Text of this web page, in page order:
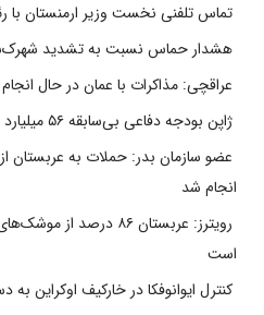
تماس تلفنی نخست وزیر ارمنستان با
هشدار حماس نسبت به تشدید
عراقچی: مذاکرات با عمان در حال
ژاپن بودجه دفاعی بی‌سابقه ۵۶ میلیارد دلاری را در نظر دارد
عضو سازمان بدر: حملات به عربستان از
انجام شد
رویترز: عربستان ۸۶
است
کنترل ایوانوفکا در خارکیف اوکراین